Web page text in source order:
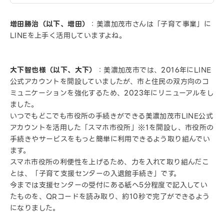
増田勝治（以下、増田）
：美濃加茂市さんは「子育て事業」に
LINEを上手く活用していますよね。
大下智也様（以下、大下）
：美濃加茂市では、2016年にLINE
公式アカウントを開設していましたが、市と住民の双方向のコ
ミュニケーションを強化するため、2023年にリニューアルをし
ました。
いつでもどこでも市役所の手続きができる美濃加茂市LINE公式
アカウントを活用した「スマホ市役所」※1を開設し、市役所の
手続きやサービスをもっと簡単に利用できるよう取り組んでい
ます。
スマホ市役所の利便性を上げるため、力を入れて取り組んだこ
とは、「子育て支援センターの入退館手続き」です。
今までは支援センターの受付にある紙へ5分程度で記入してい
たものを、QRコードを読み取り、約10秒で完了ができるよう
になりました。